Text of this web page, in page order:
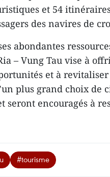
et 54
des navires de
abondantes
– Vung Tau vise à
et à
plus grand choix de
seront encouragés à
#tourisme